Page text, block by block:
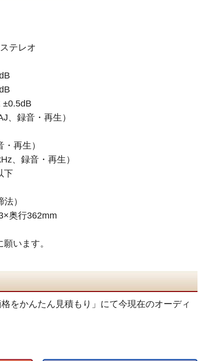
テレオ
±0.5dB
、録音・再生）
再生）
、録音・再生）
下
）
奥行362mm
います。
をかんたん見積もり」にて今現在のオーディ